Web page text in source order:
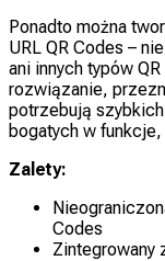
Ponadto można
URL QR Codes –
ani innych typów
rozwiązanie,
potrzebują
bogatych w
Zalety:
Codes
Zintegrowany